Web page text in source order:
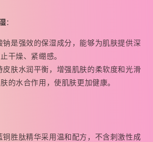
：
钠是强效的保湿成分，能够为肌肤提供深
干燥、紧绷感。
皮肤水润平衡，增强肌肤的柔软度和光滑
的水合作用，使肌肤更加健康。
铜胜肽精华采用温和配方，不含刺激性成